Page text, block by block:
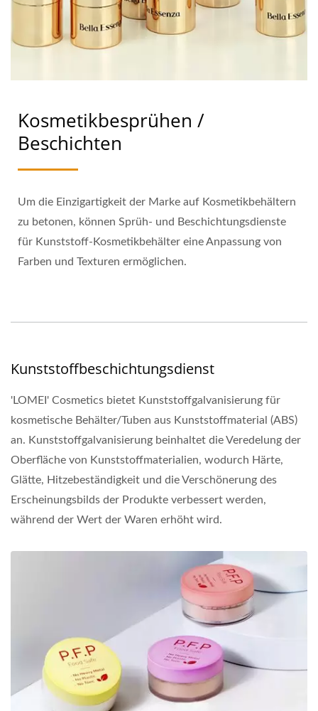
Kosmetikbesprühen /
Beschichten
Um die Einzigartigkeit der Marke auf Kosmetikbehältern
zu betonen, können Sprüh- und Beschichtungsdienste
für Kunststoff-Kosmetikbehälter eine Anpassung von
Farben und Texturen ermöglichen.
Kunststoffbeschichtungsdienst
'LOMEI' Cosmetics bietet Kunststoffgalvanisierung für
kosmetische Behälter/Tuben aus Kunststoffmaterial (ABS)
an. Kunststoffgalvanisierung beinhaltet die Veredelung der
Oberfläche von Kunststoffmaterialien, wodurch Härte,
Glätte, Hitzebeständigkeit und die Verschönerung des
Erscheinungsbilds der Produkte verbessert werden,
während der Wert der Waren erhöht wird.